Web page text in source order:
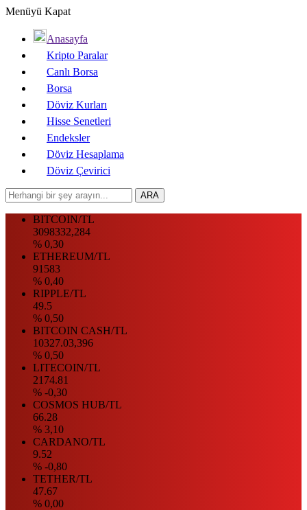
Menüyü Kapat
Anasayfa
Kripto Paralar
Canlı Borsa
Borsa
Döviz Kurları
Hisse Senetleri
Endeksler
Döviz Hesaplama
Döviz Çevirici
BITCOIN/TL
3098332,284
% 0,30
ETHEREUM/TL
91583
% 0,40
RIPPLE/TL
49.5
% 0,50
BITCOIN CASH/TL
10327.03,396
% 0,50
LITECOIN/TL
2174.81
% -0,30
COSMOS HUB/TL
66.28
% 3,10
CARDANO/TL
9.52
% -0,80
TETHER/TL
47.67
% 0,00